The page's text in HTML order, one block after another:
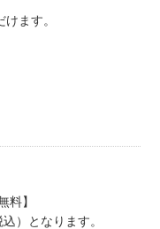
ます。
料】
）となります。